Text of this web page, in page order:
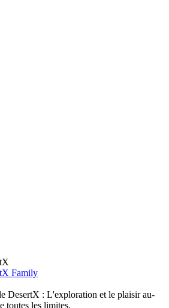
Family
DesertX : L'exploration et le plaisir au-
toutes les limites.